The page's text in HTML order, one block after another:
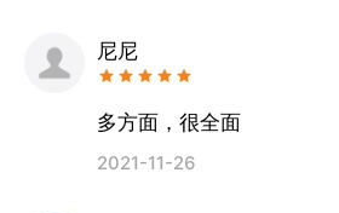
尼尼
多方面，很全面
2021-11-26